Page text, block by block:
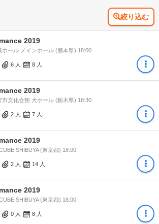
絞り込む
2019
ホール メインホール (熊本県) 18:00
6 人 8 人
2019
市文化会館 大ホール (栃木県) 18:30
2 人 7 人
2019
SHIBUYA (東京都) 18:00
2 人 14 人
2019
SHIBUYA (東京都) 18:00
0 人 8 人